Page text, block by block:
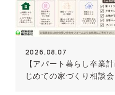
2026.08.07
【アパート暮らし卒業
じめての家づくり相談